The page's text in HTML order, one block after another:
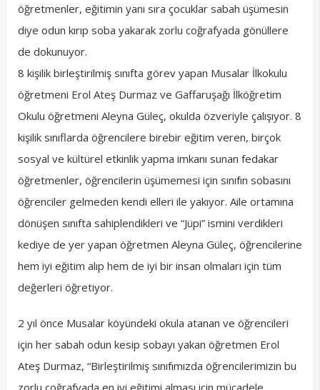
öğretmenler, eğitimin yanı sıra çocuklar sabah üşümesin
diye odun kırıp soba yakarak zorlu coğrafyada gönüllere
de dokunuyor.
8 kişilik birleştirilmiş sınıfta görev yapan Musalar İlkokulu
öğretmeni Erol Ateş Durmaz ve Gaffaruşağı İlköğretim
Okulu öğretmeni Aleyna Güleç, okulda özveriyle çalışıyor. 8
kişilik sınıflarda öğrencilere birebir eğitim veren, birçok
sosyal ve kültürel etkinlik yapma imkanı sunan fedakar
öğretmenler, öğrencilerin üşümemesi için sınıfın sobasını
öğrenciler gelmeden kendi elleri ile yakıyor. Aile ortamına
dönüşen sınıfta sahiplendikleri ve “Jüpi” ismini verdikleri
kediye de yer yapan öğretmen Aleyna Güleç, öğrencilerine
hem iyi eğitim alıp hem de iyi bir insan olmaları için tüm
değerleri öğretiyor.
2 yıl önce Musalar köyündeki okula atanan ve öğrencileri
için her sabah odun kesip sobayı yakan öğretmen Erol
Ateş Durmaz, “Birleştirilmiş sınıfımızda öğrencilerimizin bu